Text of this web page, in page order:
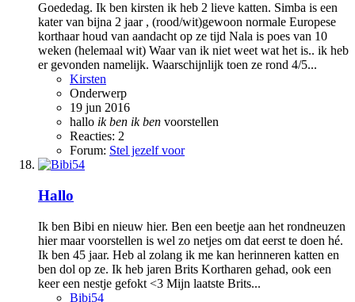
Goededag. Ik ben kirsten ik heb 2 lieve katten. Simba is een
kater van bijna 2 jaar , (rood/wit)gewoon normale Europese
korthaar houd van aandacht op ze tijd Nala is poes van 10
weken (helemaal wit) Waar van ik niet weet wat het is.. ik heb
er gevonden namelijk. Waarschijnlijk toen ze rond 4/5...
Kirsten
Onderwerp
19 jun 2016
hallo ik ben ik ben voorstellen
Reacties: 2
Forum: Stel jezelf voor
Hallo
Ik ben Bibi en nieuw hier. Ben een beetje aan het rondneuzen
hier maar voorstellen is wel zo netjes om dat eerst te doen hé.
Ik ben 45 jaar. Heb al zolang ik me kan herinneren katten en
ben dol op ze. Ik heb jaren Brits Kortharen gehad, ook een
keer een nestje gefokt <3 Mijn laatste Brits...
Bibi54